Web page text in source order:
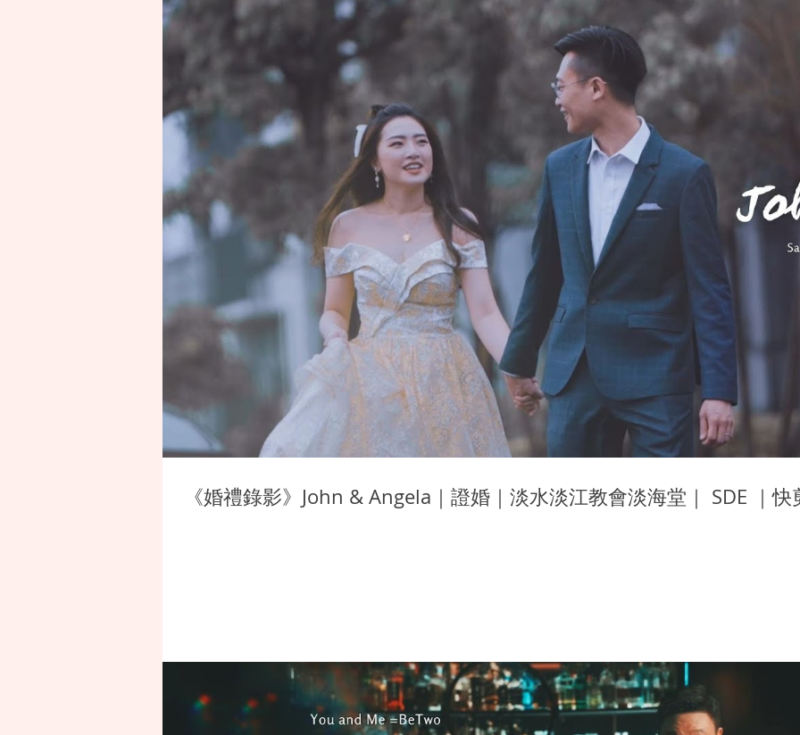
《婚禮錄影》John & Angela｜證婚｜淡水淡江教會淡海堂｜ SDE ｜